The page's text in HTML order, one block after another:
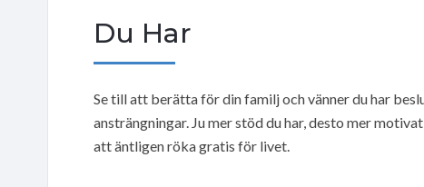
Du Har
Se till att berätta för din familj och vänner du har
ansträngningar. Ju mer stöd du har, desto mer
att äntligen röka gratis för livet.